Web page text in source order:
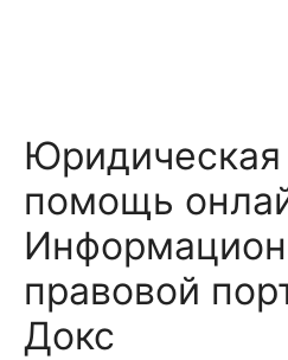
Юридическая
помощь
правовой
Докс